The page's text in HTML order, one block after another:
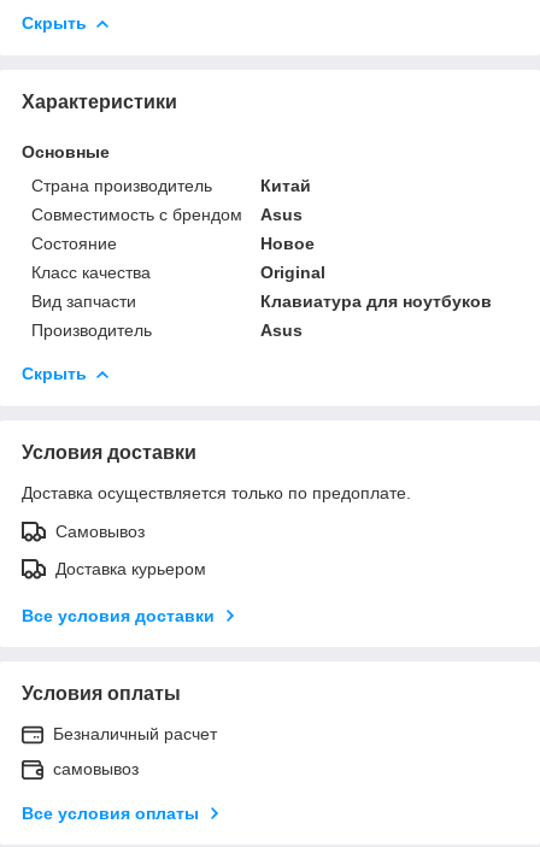
Скрыть
Характеристики
Основные
Страна производитель
Китай
Совместимость с брендом
Asus
Состояние
Новое
Класс качества
Original
Вид запчасти
Клавиатура для ноутбуков
Производитель
Asus
Скрыть
Условия доставки
Доставка осуществляется только по предоплате.
Самовывоз
Доставка курьером
Все условия доставки
Условия оплаты
Безналичный расчет
самовывоз
Все условия оплаты